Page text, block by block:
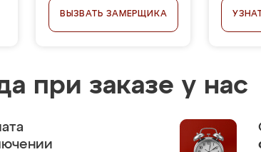
ВЫЗВАТЬ ЗАМЕРЩИКА
при заказе у нас